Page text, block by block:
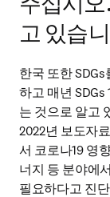
주십시오
고 있습
한국 또한
하고 매년
는 것으로 알고
2022년 보도자
서 코로나19 영
너지 등 분야에
필요하다고 진